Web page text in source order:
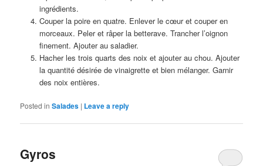
ingrédients.
Couper la poire en quatre. Enlever le cœur et couper en
morceaux. Peler et râper la betterave. Trancher l’oignon
finement. Ajouter au saladier.
Hacher les trois quarts des noix et ajouter au chou. Ajouter
la quantité désirée de vinaigrette et bien mélanger. Garnir
des noix entières.
Posted in Salades | Leave a reply
Gyros